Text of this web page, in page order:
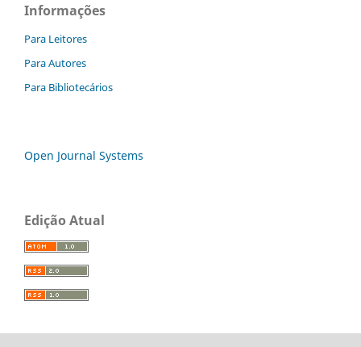
Informações
Para Leitores
Para Autores
Para Bibliotecários
Open Journal Systems
Edição Atual